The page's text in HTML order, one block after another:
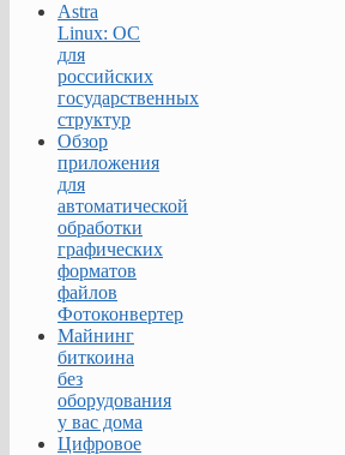
Astra
Linux: ОС
для
российских
государственных
структур
Обзор
приложения
для
автоматической
обработки
графических
форматов
файлов
Фотоконвертер
Майнинг
биткоина
без
оборудования
у вас дома
Цифровое